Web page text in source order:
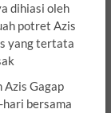
dihiasi oleh
potret Azis
yang tertata
Azis Gagap
bersama